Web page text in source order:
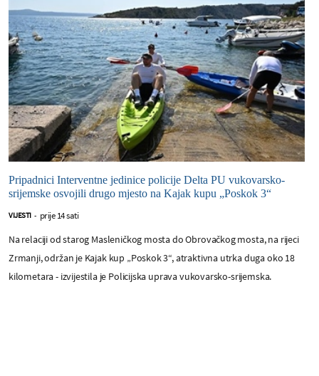
Pripadnici Interventne jedinice policije Delta PU vukovarsko-
srijemske osvojili drugo mjesto na Kajak kupu „Poskok 3“
VIJESTI - prije 14 sati
Na relaciji od starog Masleničkog mosta do Obrovačkog mosta, na rijeci
Zrmanji, održan je Kajak kup „Poskok 3“, atraktivna utrka duga oko 18
kilometara - izvijestila je Policijska uprava vukovarsko-srijemska.